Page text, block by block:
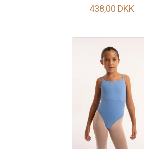
438,00 DKK